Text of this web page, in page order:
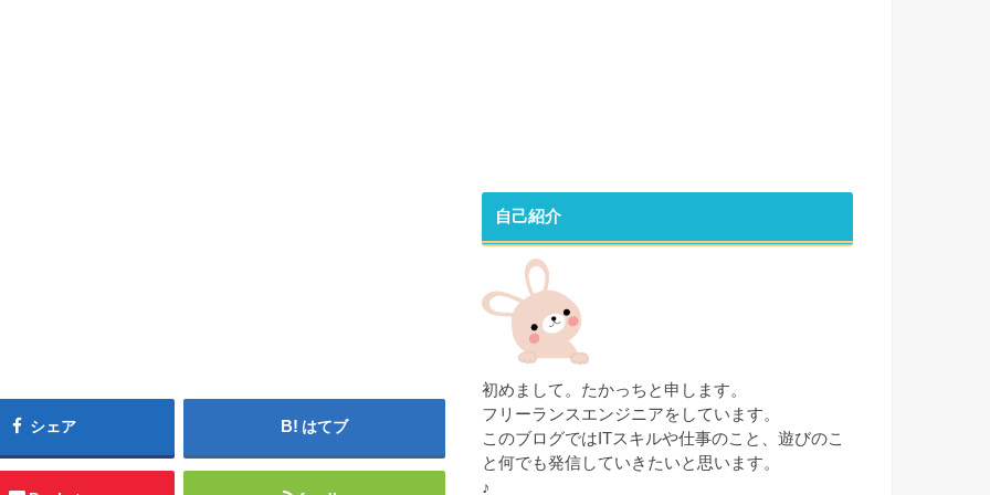
シェア はてブ
自己紹介
初めまして。たかっちと申します。
フリーランスエンジニアをしています。
このブログではITスキルや仕事のこと、遊びのこ
と何でも発信していきたいと思います。
♪